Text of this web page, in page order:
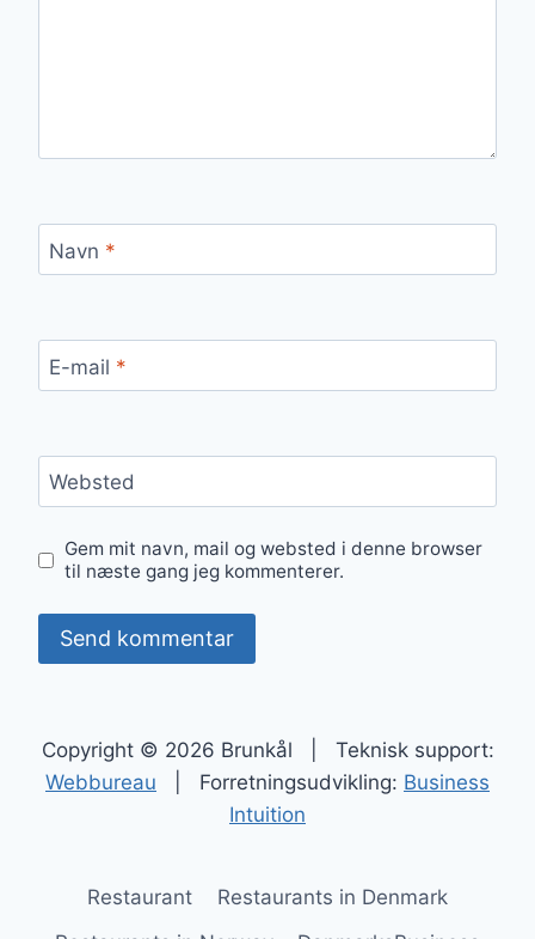
Navn *
E-mail *
Websted
Gem mit navn, mail og websted i denne browser
til næste gang jeg kommenterer.
Copyright © 2026 Brunkål | Teknisk support:
Webbureau | Forretningsudvikling: Business
Intuition
Restaurant
Restaurants in Denmark